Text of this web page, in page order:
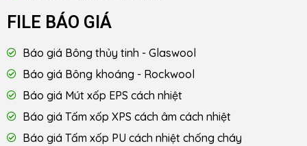
FILE BÁO GIÁ
Báo giá Bông thủy tinh - Glaswool
Báo giá Bông khoáng - Rockwool
Báo giá Mút xốp EPS cách nhiệt
Báo giá Tấm xốp XPS cách âm cách nhiệt
Báo giá Tấm xốp PU cách nhiệt chống cháy